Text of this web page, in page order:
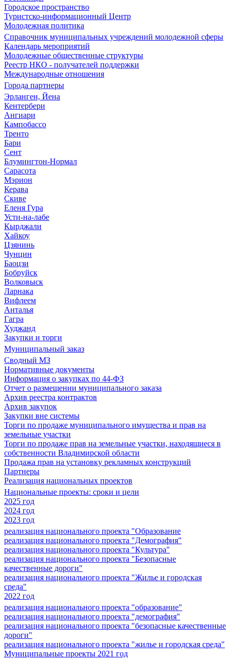
Городское пространство
Туристско-информационный Центр
Молодежная политика
Справочник муниципальных учреждений молодежной сферы
Календарь мероприятий
Молодежные общественные структуры
Реестр НКО - получателей поддержки
Международные отношения
Города партнеры
Эрланген, Йена
Кентербери
Ангиари
Кампобассо
Тренто
Бари
Сент
Блумингтон-Нормал
Сарасота
Мэрион
Керава
Скиве
Еленя Гура
Усти-на-лабе
Кырджали
Хайкоу
Цзянинь
Чунцин
Баоцзи
Бобруйск
Волковыск
Ларнака
Вифлеем
Анталья
Гагра
Худжанд
Закупки и торги
Муниципальный заказ
Сводный МЗ
Нормативные документы
Информация о закупках по 44-ФЗ
Отчет о размещении муниципального заказа
Архив реестра контрактов
Архив закупок
Закупки вне системы
Торги по продаже муниципального имущества и прав на
земельные участки
Торги по продаже прав на земельные участки, находящиеся в
собственности Владимирской области
Продажа прав на установку рекламных конструкций
Партнеры
Реализация национальных проектов
Национальные проекты: сроки и цели
2025 год
2024 год
2023 год
реализация национального проекта "Образование
реализация национального проекта "Демография"
реализация национального проекта "Культура"
реализация национального проекта "Безопасные
качественные дороги"
реализация национального проекта "Жилье и городская
среда"
2022 год
реализация национального проекта "образование"
реализация национального проекта "демография"
реализация национального проекта "безопасные качественные
дороги"
реализация национального проекта "жилье и городская среда"
Муниципальные проекты 2021 год